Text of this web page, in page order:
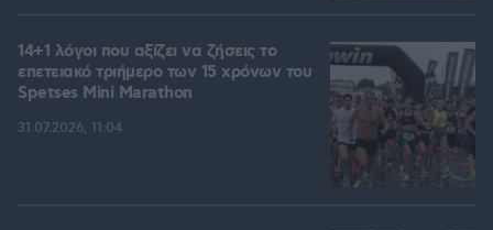
14+1 λόγοι που αξίζει να ζήσεις το
επετειακό τριήμερο των 15 χρόνων του
Spetses Mini Marathon
31.07.2026, 11:04